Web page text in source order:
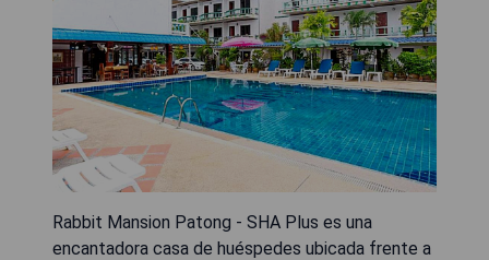
Rabbit Mansion Patong - SHA Plus es una
encantadora casa de huéspedes ubicada frente a